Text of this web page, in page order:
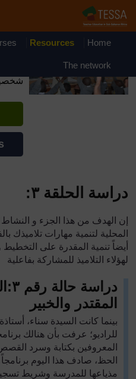
تجاوز إلى المحتوى الرئيسي
on Wednesday 12
(GMT) due to routine
Home
Resources
The network
دراسة الحلقة ٣:
إن الهدف من هذا الجزء و
المحلية لتنمية مهارات
أيضاً تنمية المقدرة على
لهؤلاء التلاميذ للمشاركة بفاعلية
دراسة حالة رقم ٣:
المقتدر والخبير
بينما كانت السيدة سناء،
للراديو؛ عرفت بأن هنالك
المعروفين بكتابة وسرد
الحظ، صادف هذا اليوم
مذياعها للمدرسة وشريط